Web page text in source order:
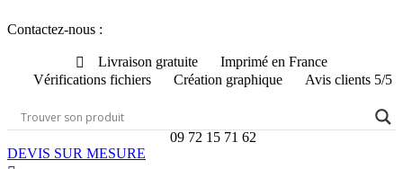
au
Contactez-nous :
Livraison gratuite
Imprimé en France
Vérifications fichiers
Création graphique Avis clients 5/5
09 72 15 71 62
DEVIS SUR MESURE